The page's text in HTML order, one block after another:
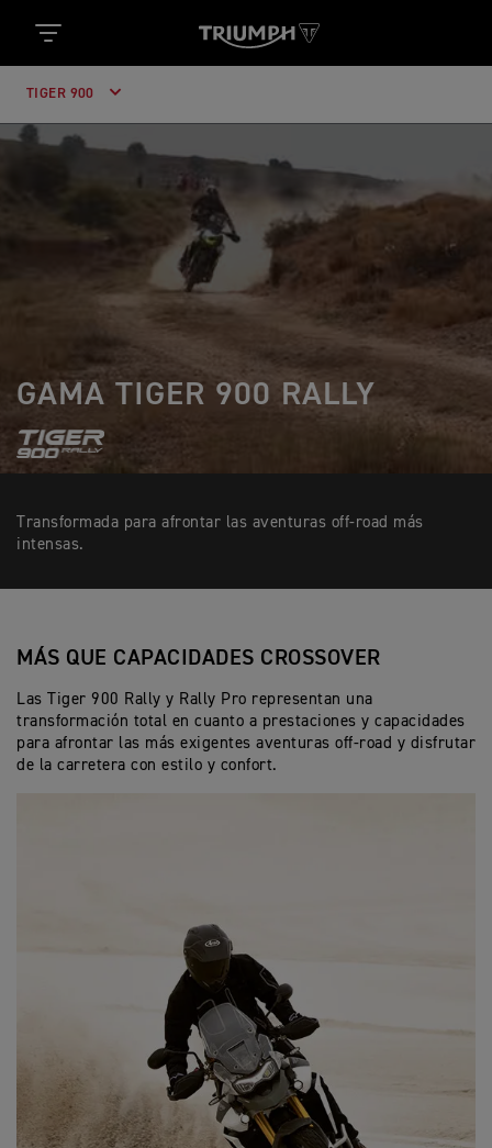
TIGER 900
GAMA TIGER 900 RALLY
Transformada para afrontar las aventuras off-road más
intensas.
MÁS QUE CAPACIDADES CROSSOVER
Las Tiger 900 Rally y Rally Pro representan una
transformación total en cuanto a prestaciones y capacidades
para afrontar las más exigentes aventuras off-road y disfrutar
de la carretera con estilo y confort.